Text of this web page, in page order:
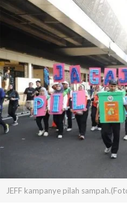
JEFF kampanye pilah